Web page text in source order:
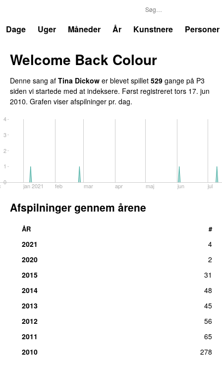
Dage
Uger Måneder År Kunstnere Personer
Welcome Back Colour
Denne sang af Tina Dickow er blevet spillet 529 gange på P3
siden vi startede med at indeksere. Først registreret tors 17. jun
2010. Grafen viser afspilninger pr. dag.
jan 2021 feb mar apr maj jun jul
0
1
2
3
4
Afspilninger gennem årene
ÅR #
2021
4
2020
2
2015
31
2014
48
2013
45
2012
56
2011
65
2010
278